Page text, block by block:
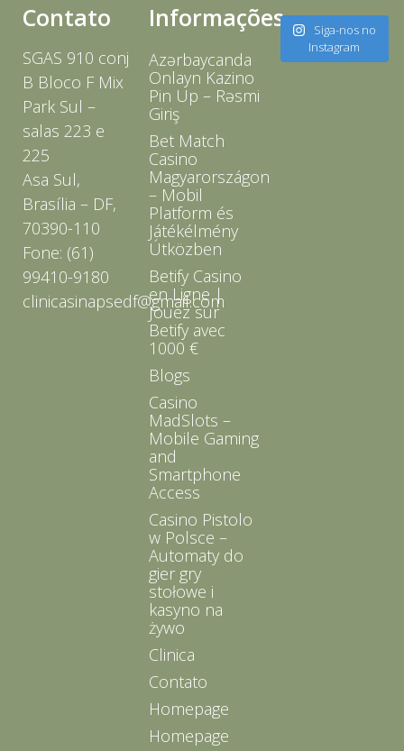
Contato
SGAS 910 conj
B Bloco F Mix
Park Sul –
salas 223 e
225
Asa Sul,
Brasília – DF,
70390-110
Fone: (61)
99410-9180
clinicasinapsedf@gmail.com
Informações
Azərbaycanda
Onlayn Kazino
Pin Up – Rəsmi
Giriş
Bet Match
Casino
Magyarországon
– Mobil
Platform és
Játékélmény
Útközben
Betify Casino
en Ligne |
Jouez sur
Betify avec
1000 €
Blogs
Casino
MadSlots –
Mobile Gaming
and
Smartphone
Access
Casino Pistolo
w Polsce –
Automaty do
gier gry
stołowe i
kasyno na
żywo
Clinica
Contato
Homepage
Homepage
Siga-nos no
Instagram